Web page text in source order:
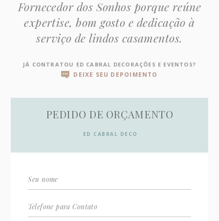
Fornecedor dos Sonhos porque reúne
expertise, bom gosto e dedicação à
serviço de lindos casamentos.
JÁ CONTRATOU ED CABRAL DECORAÇÕES E EVENTOS?
DEIXE SEU DEPOIMENTO
PEDIDO DE ORÇAMENTO